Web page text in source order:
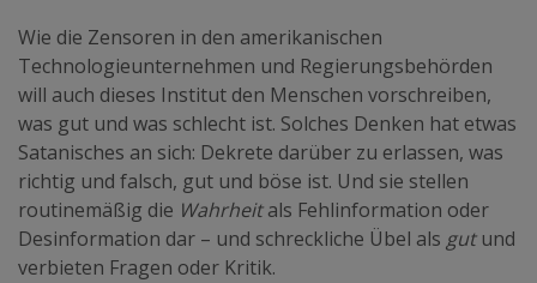
Wie die Zensoren in den amerikanischen
Technologieunternehmen und Regierungsbehörden
will auch dieses Institut den Menschen vorschreiben,
was gut und was schlecht ist. Solches Denken hat etwas
Satanisches an sich: Dekrete darüber zu erlassen, was
richtig und falsch, gut und böse ist. Und sie stellen
routinemäßig die Wahrheitals Fehlinformation oder
Desinformation dar – und schreckliche Übel als gutund
verbieten Fragen oder Kritik.